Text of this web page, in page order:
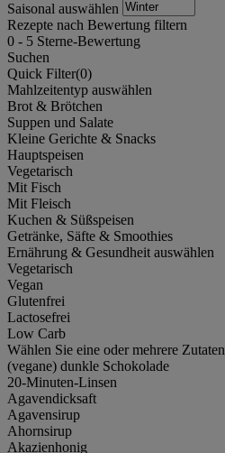
Saisonal auswählen
Rezepte nach Bewertung filtern
0 - 5 Sterne-Bewertung
Suchen
Quick Filter(0)
Mahlzeitentyp auswählen
Brot & Brötchen
Suppen und Salate
Kleine Gerichte & Snacks
Hauptspeisen
Vegetarisch
Mit Fisch
Mit Fleisch
Kuchen & Süßspeisen
Getränke, Säfte & Smoothies
Ernährung & Gesundheit auswählen
Vegetarisch
Vegan
Glutenfrei
Lactosefrei
Low Carb
Wählen Sie eine oder mehrere Zutaten
(vegane) dunkle Schokolade
20-Minuten-Linsen
Agavendicksaft
Agavensirup
Ahornsirup
Akazienhonig